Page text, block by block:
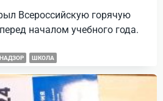
Всероссийскую горячую
началом учебного года.
ШКОЛА